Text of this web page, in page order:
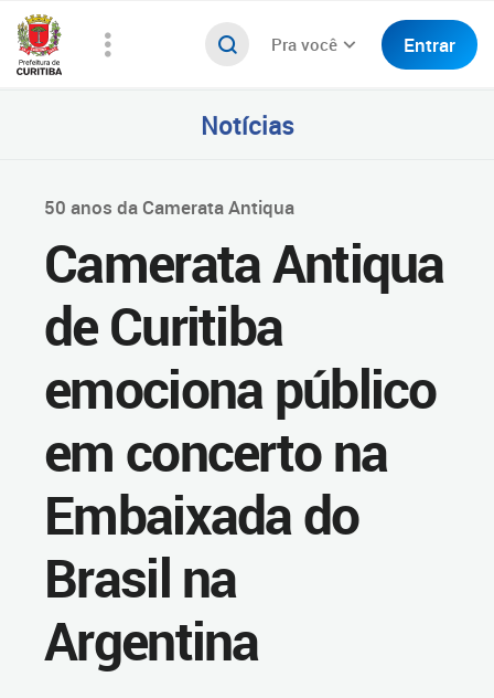
Pra você Entrar
Notícias
50 anos da Camerata Antiqua
Camerata Antiqua
de Curitiba
emociona público
em concerto na
Embaixada do
Brasil na
Argentina